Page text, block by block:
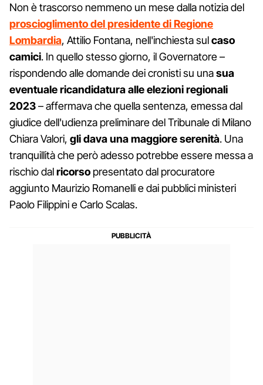
Non è trascorso nemmeno un mese dalla notizia del
proscioglimento del presidente di Regione
Lombardia, Attilio Fontana, nell'inchiesta sulcaso
camici. In quello stesso giorno, il Governatore –
rispondendo alle domande dei cronisti su unasua
eventuale ricandidatura alle elezioni regionali
2023– affermava che quella sentenza, emessa dal
giudice dell'udienza preliminare del Tribunale di Milano
Chiara Valori, gli dava una maggiore serenità. Una
tranquillità che però adesso potrebbe essere messa a
rischio dalricorso presentato dal procuratore
aggiunto Maurizio Romanelli e dai pubblici ministeri
Paolo Filippini e Carlo Scalas.